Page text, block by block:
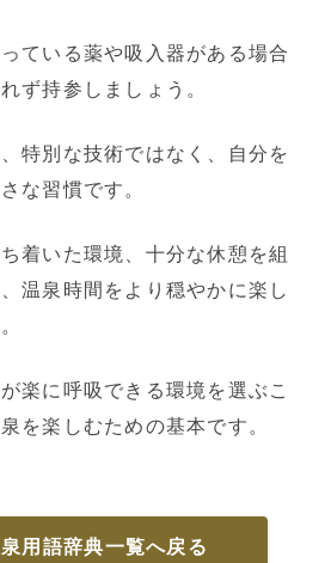
ている薬や吸入器がある場合
ず持参しましょう。
特別な技術ではなく、自分を
な習慣です。
着いた環境、十分な休憩を組
温泉時間をより穏やかに楽し
楽に呼吸できる環境を選ぶこ
を楽しむための基本です。
用語辞典一覧へ戻る